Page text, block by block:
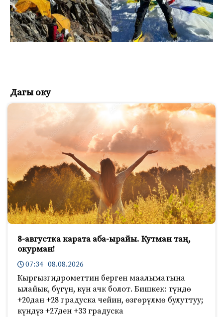
Дагы оку
8-августка карата аба-ырайы. Кутман таң,
окурман!
07:34 08.08.2026
Кыргызгидрометтин берген маалыматына
ылайык, бүгүн, күн ачк болот. Бишкек: түндө
+20дан +28 градуска чейин, өзгөрүлмө булуттуу;
күндүз +27ден +33 градуска